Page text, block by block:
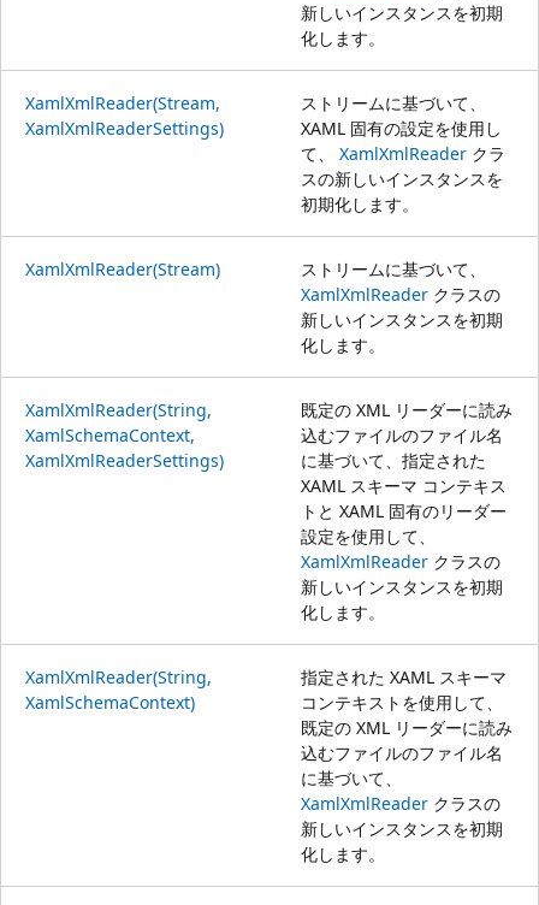
新しいインスタンスを初期
化します。
XamlXmlReader(Stream,
XamlXmlReaderSettings)
ストリームに基づいて、
XAML 固有の設定を使用し
て、 XamlXmlReader クラ
スの新しいインスタンスを
初期化します。
XamlXmlReader(Stream)
ストリームに基づいて、
XamlXmlReader クラスの
新しいインスタンスを初期
化します。
XamlXmlReader(String,
XamlSchemaContext,
XamlXmlReaderSettings)
既定の XML リーダーに読み
込むファイルのファイル名
に基づいて、指定された
XAML スキーマ コンテキス
トと XAML 固有のリーダー
設定を使用して、
XamlXmlReader クラスの
新しいインスタンスを初期
化します。
XamlXmlReader(String,
XamlSchemaContext)
指定された XAML スキーマ
コンテキストを使用して、
既定の XML リーダーに読み
込むファイルのファイル名
に基づいて、
XamlXmlReader クラスの
新しいインスタンスを初期
化します。